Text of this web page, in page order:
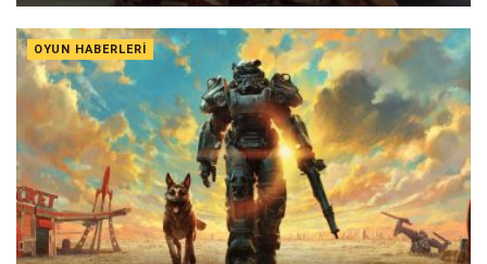
OYUN HABERLERI